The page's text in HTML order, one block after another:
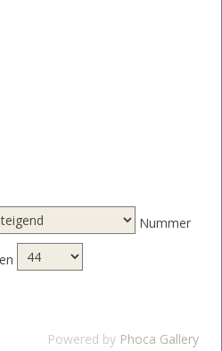
Nummer
Powered by Phoca Gallery